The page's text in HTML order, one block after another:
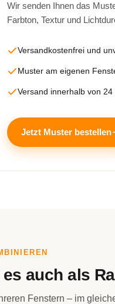
Wir senden Ihnen das
Farbton, Textur und
Versandkostenfrei und
Muster am eigenen
Versand innerhalb von 24
Jetzt Muster bestellen
auch als
Fenstern – im